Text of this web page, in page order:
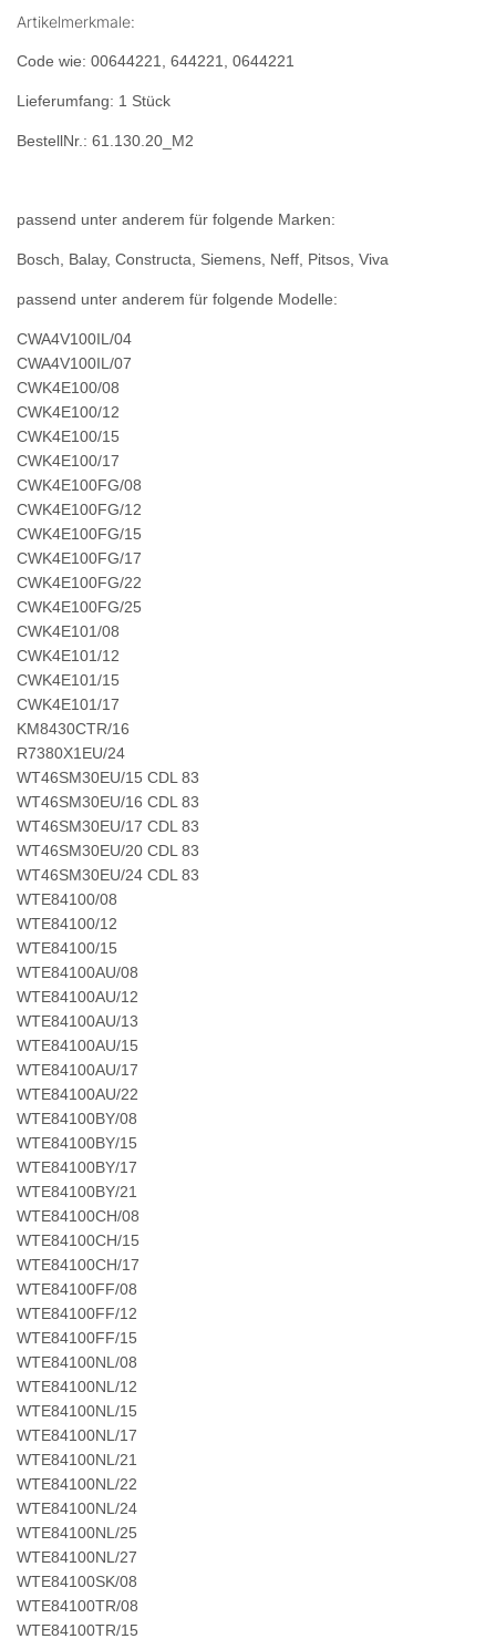
Artikelmerkmale:
Code wie: 00644221, 644221, 0644221
Lieferumfang: 1 Stück
BestellNr.: 61.130.20_M2
passend unter anderem für folgende Marken:
Bosch, Balay, Constructa, Siemens, Neff, Pitsos, Viva
passend unter anderem für folgende Modelle:
CWA4V100IL/04
CWA4V100IL/07
CWK4E100/08
CWK4E100/12
CWK4E100/15
CWK4E100/17
CWK4E100FG/08
CWK4E100FG/12
CWK4E100FG/15
CWK4E100FG/17
CWK4E100FG/22
CWK4E100FG/25
CWK4E101/08
CWK4E101/12
CWK4E101/15
CWK4E101/17
KM8430CTR/16
R7380X1EU/24
WT46SM30EU/15 CDL 83
WT46SM30EU/16 CDL 83
WT46SM30EU/17 CDL 83
WT46SM30EU/20 CDL 83
WT46SM30EU/24 CDL 83
WTE84100/08
WTE84100/12
WTE84100/15
WTE84100AU/08
WTE84100AU/12
WTE84100AU/13
WTE84100AU/15
WTE84100AU/17
WTE84100AU/22
WTE84100BY/08
WTE84100BY/15
WTE84100BY/17
WTE84100BY/21
WTE84100CH/08
WTE84100CH/15
WTE84100CH/17
WTE84100FF/08
WTE84100FF/12
WTE84100FF/15
WTE84100NL/08
WTE84100NL/12
WTE84100NL/15
WTE84100NL/17
WTE84100NL/21
WTE84100NL/22
WTE84100NL/24
WTE84100NL/25
WTE84100NL/27
WTE84100SK/08
WTE84100TR/08
WTE84100TR/15